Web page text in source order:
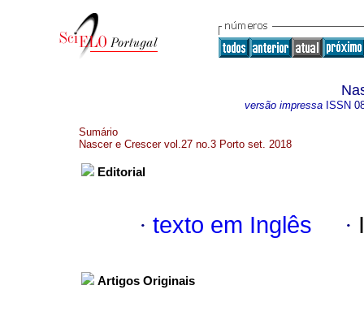
versão impressa ISSN
Sumário
Nascer e Crescer vol.27 no.3 Porto set. 2018
Editorial
· texto em Inglês ·
Artigos Originais